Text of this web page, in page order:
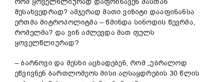
შესახვედრად? ამჯერად მათი ვიზიტი დააფინანსა
ერთმა მიტროპოლიტმა – წმინდა სინოდის წევრმა,
რომელმა? და ვინ აძლევდა მათ ფულს
ყოველწლიურად?
– ბარნოვი და მესხი აცხადებენ, რომ „უბრალოდ
ეწვივნენ ბართლომეოს მისი აღსაყდრების 30 წლის